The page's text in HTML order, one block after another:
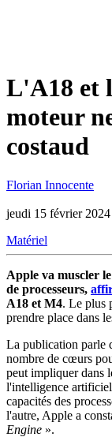
L'A18 et
moteur
costaud
Florian Innocente
jeudi 15 février 2024
Matériel
Apple va muscler
de processeurs,
A18 et M4. Le plus
prendre place dans
La publication parle
nombre de cœurs
peut impliquer dans
l'intelligence
capacités des
l'autre, Apple a
Engine ».